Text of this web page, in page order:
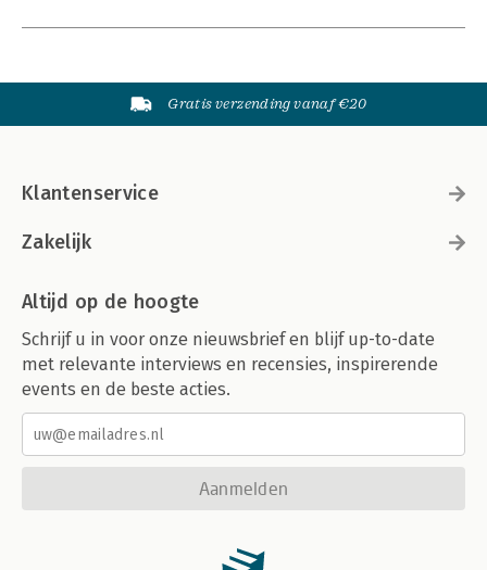
Gratis verzending vanaf €20
Klantenservice
Zakelijk
Altijd op de hoogte
Schrijf u in voor onze nieuwsbrief en blijf up-to-date
met relevante interviews en recensies, inspirerende
events en de beste acties.
Aanmelden